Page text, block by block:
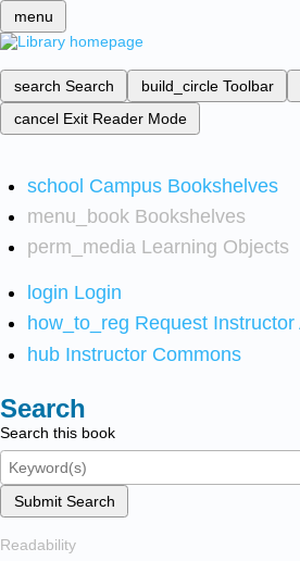
menu
search Search build_circle Toolbar
cancel Exit Reader Mode
school Campus Bookshelves
menu_book Bookshelves
perm_media Learning Objects
login Login
how_to_reg Request Instructor
hub Instructor Commons
Search
Search this book
Submit Search
Readability